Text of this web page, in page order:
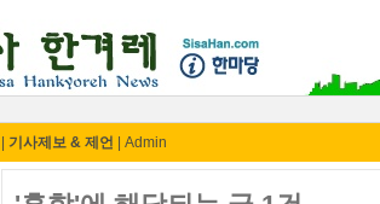
기사제보 & 제언 Admin